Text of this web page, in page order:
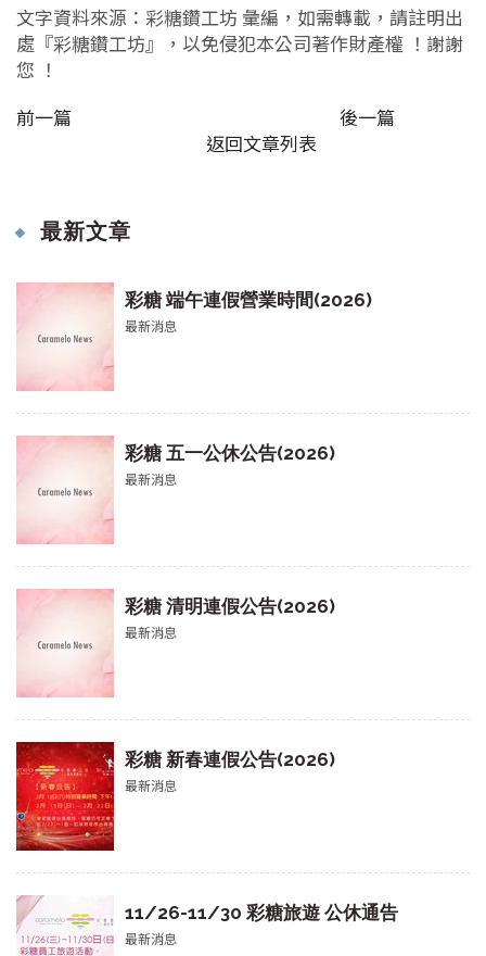
文字資料來源：彩糖鑽工坊 彙編，如需轉載，請註明出
處『彩糖鑽工坊』，以免侵犯本公司著作財產權 ！謝謝
您 ！
前一篇
後一篇
返回文章列表
最新文章
彩糖 端午連假營業時間(2026)
最新消息
彩糖 五一公休公告(2026)
最新消息
彩糖 清明連假公告(2026)
最新消息
彩糖 新春連假公告(2026)
最新消息
11/26-11/30 彩糖旅遊 公休通告
最新消息